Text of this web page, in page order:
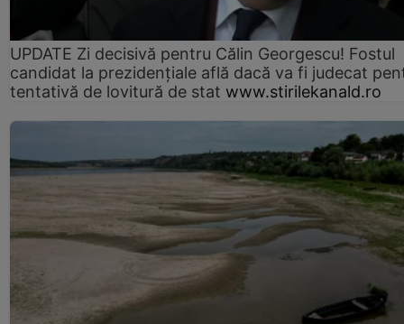
UPDATE Zi decisivă pentru Călin Georgescu! Fostul
candidat la prezidențiale află dacă va fi judecat
tentativă de lovitură de stat www.stirilekanald.ro